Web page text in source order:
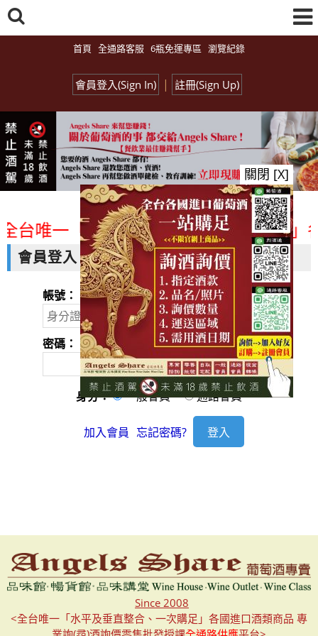
首頁 全通路客服 6瓶免運專區 瀏覽紀錄
會員登入(Sign In) | 註冊(Sign Up)
台唯一「水平及垂直整合、一次購足」
會員登入
帳號：
密碼：
身分： 一般會員 通路會員
加入會員 忘記密碼?
Since 2008
<全台唯一「水平及垂直整合、一次購足」各國進口酒類商品 專
關閉 [X]